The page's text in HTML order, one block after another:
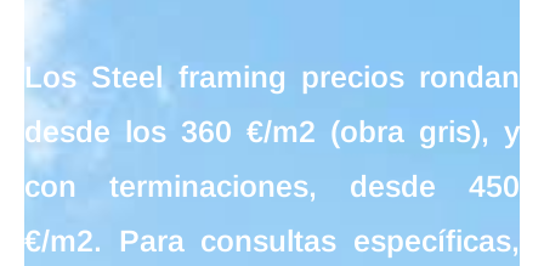
Los Steel framing preciosrondan
desde los 360 €/m2 (obra gris), y
con terminaciones, desde 450
€/m2. Para consultas específicas,